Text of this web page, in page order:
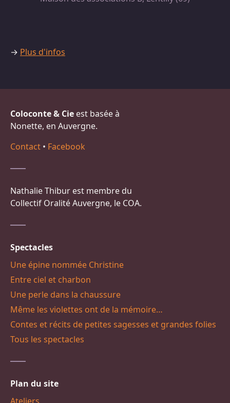
→ Plus d'infos
Coloconte & Cie est basée à
Nonette, en Auvergne.
Contact • Facebook
Nathalie Thibur est membre du
Collectif Oralité Auvergne, le COA.
Spectacles
Une épine nommée Christine
Entre ciel et charbon
Une perle dans la chaussure
Même les violettes ont de la mémoire…
Contes et récits de petites sagesses et grandes folies
Tous les spectacles
Plan du site